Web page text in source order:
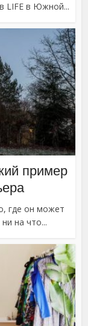
LIFE в Южной...
пример
где он может
на что...